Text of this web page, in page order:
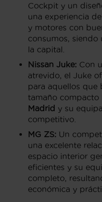
Cockpit y un
una experiencia
y motores con
consumos, siendo
la capital.
Nissan Juke: Con
atrevido, el Juke
para aquellos que
tamaño compacto
Madrid y su
competitivo.
MG ZS: Un
una excelente
espacio interior
eficientes y su
completo,
económica y